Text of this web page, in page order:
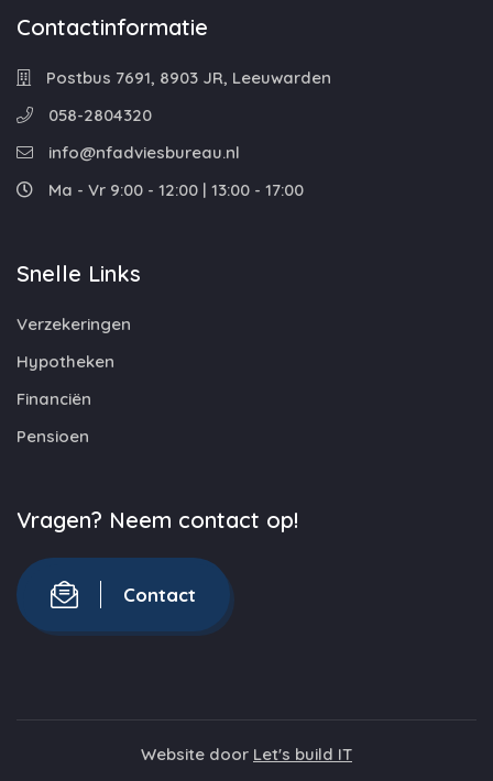
Contactinformatie
Postbus 7691, 8903 JR, Leeuwarden
058-2804320
info@nfadviesbureau.nl
Ma - Vr 9:00 - 12:00 | 13:00 - 17:00
Snelle Links
Verzekeringen
Hypotheken
Financiën
Pensioen
Vragen? Neem contact op!
Contact
Website door Let's build IT